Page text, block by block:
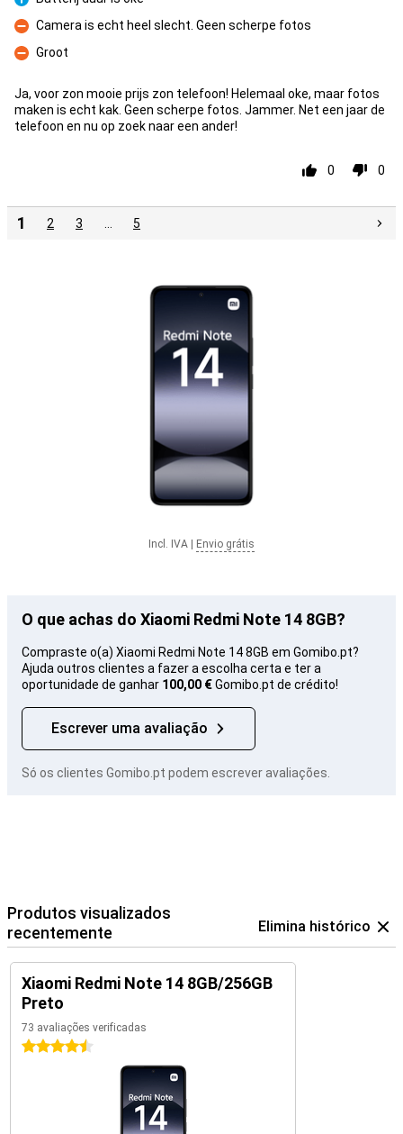
Prós
Contras
Camera is echt heel slecht. Geen scherpe fotos
Contras
Groot
Ja, voor zon mooie prijs zon telefoon! Helemaal oke, maar fotos
maken is echt kak. Geen scherpe fotos. Jammer. Net een jaar de
telefoon en nu op zoek naar een ander!
0 0
1 2 3 5
Incl. IVA Envio grátis
O que achas do Xiaomi Redmi Note 14 8GB?
Compraste o(a) Xiaomi Redmi Note 14 8GB em Gomibo.pt?
Ajuda outros clientes a fazer a escolha certa e ter a
oportunidade de ganhar 100,00 €Gomibo.pt de crédito!
Escrever uma avaliação
Só os clientes Gomibo.pt podem escrever avaliações.
Produtos visualizados
recentemente
Elimina histórico
Xiaomi Redmi Note 14 8GB/256GB
Preto
73 avaliações verificadas
4.5 estrelas